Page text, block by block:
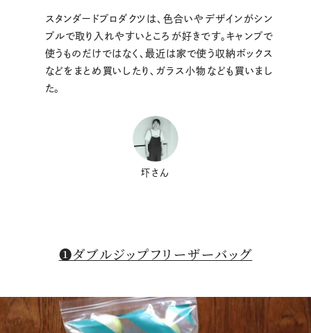
スタンダードプロダクツは、色合いやデザインがシン
プルで取り入れやすいところが好きです。キャンプで
使うものだけではなく、最近は家で使う収納ボックス
などをまとめ買いしたり、ガラス小物なども買いまし
た。
圷さん
❶ダブルジップフリーザーバッグ